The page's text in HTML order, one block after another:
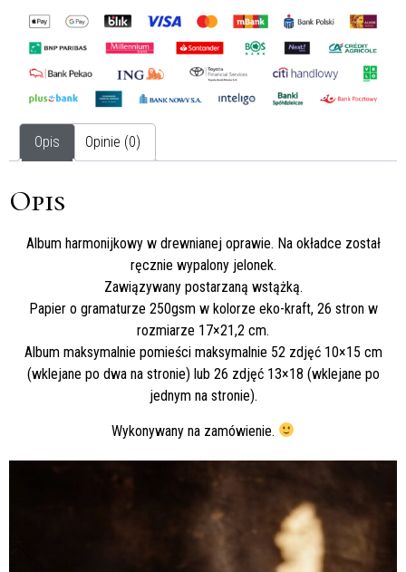
Opis Opinie (0)
Opis
Album harmonijkowy w drewnianej oprawie. Na okładce został
ręcznie wypalony jelonek.
Zawiązywany postarzaną wstążką.
Papier o gramaturze 250gsm w kolorze eko-kraft, 26 stron w
rozmiarze 17×21,2 cm.
Album maksymalnie pomieści maksymalnie 52 zdjęć 10×15 cm
(wklejane po dwa na stronie) lub 26 zdjęć 13×18 (wklejane po
jednym na stronie).
Wykonywany na zamówienie.